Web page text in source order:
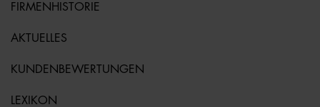
FIRMENHISTORIE
AKTUELLES
KUNDENBEWERTUNGEN
LEXIKON